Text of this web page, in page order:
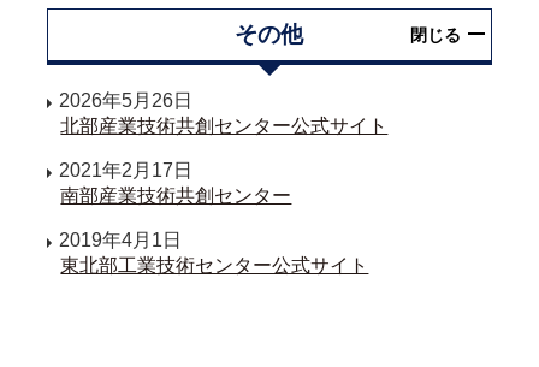
その他 閉じる
2026年5月26日
北部産業技術共創センター公式サイト
2021年2月17日
南部産業技術共創センター
2019年4月1日
東北部工業技術センター公式サイト